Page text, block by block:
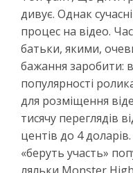
дивує. Однак
процес на відео.
батьки, якими,
бажання заробити:
популярності
для розміщення
тисячу переглядів
центів до 4
«беруть участь»